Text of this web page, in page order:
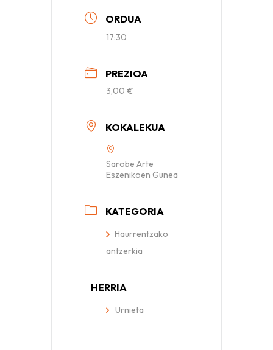
ORDUA
17:30
PREZIOA
3,00 €
KOKALEKUA
Sarobe Arte
Eszenikoen Gunea
KATEGORIA
Haurrentzako
antzerkia
HERRIA
Urnieta